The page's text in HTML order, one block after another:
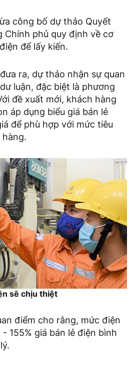
công bố dự thảo Quyết
Chính phủ quy định về cơ
để lấy kiến.
ra, dự thảo nhận sự quan
luận, đặc biệt là phương
đề xuất mới, khách hàng
áp dụng biểu giá bán lẻ
để phù hợp với mức tiêu
sẽ chịu thiệt
điểm cho rằng, mức điện
155% giá bán lẻ điện bình